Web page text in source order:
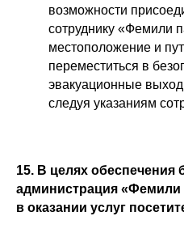
возможности
сотруднику «Фемили
местоположение и
переместиться в
эвакуационные
следуя указаниям
15. В целях обеспечения
администрация «Фемили
в оказании услуг